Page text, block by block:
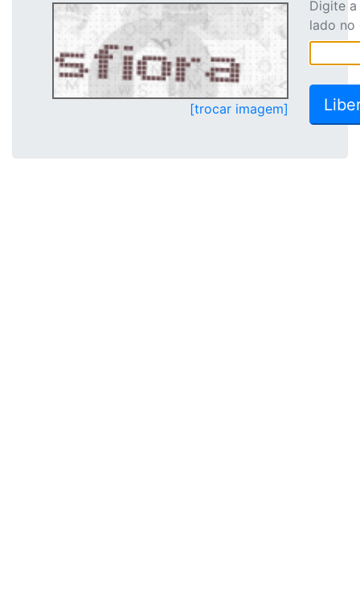
[trocar imagem]
Digite
lado no